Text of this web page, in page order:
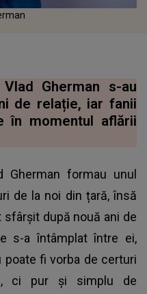
Gherman s-au
de relație, iar fanii
în momentul aflării
Gherman formau unul
de la noi din țară, însă
după nouă ani de
s-a întâmplat între ei,
fi vorba de certuri
ci pur și simplu de